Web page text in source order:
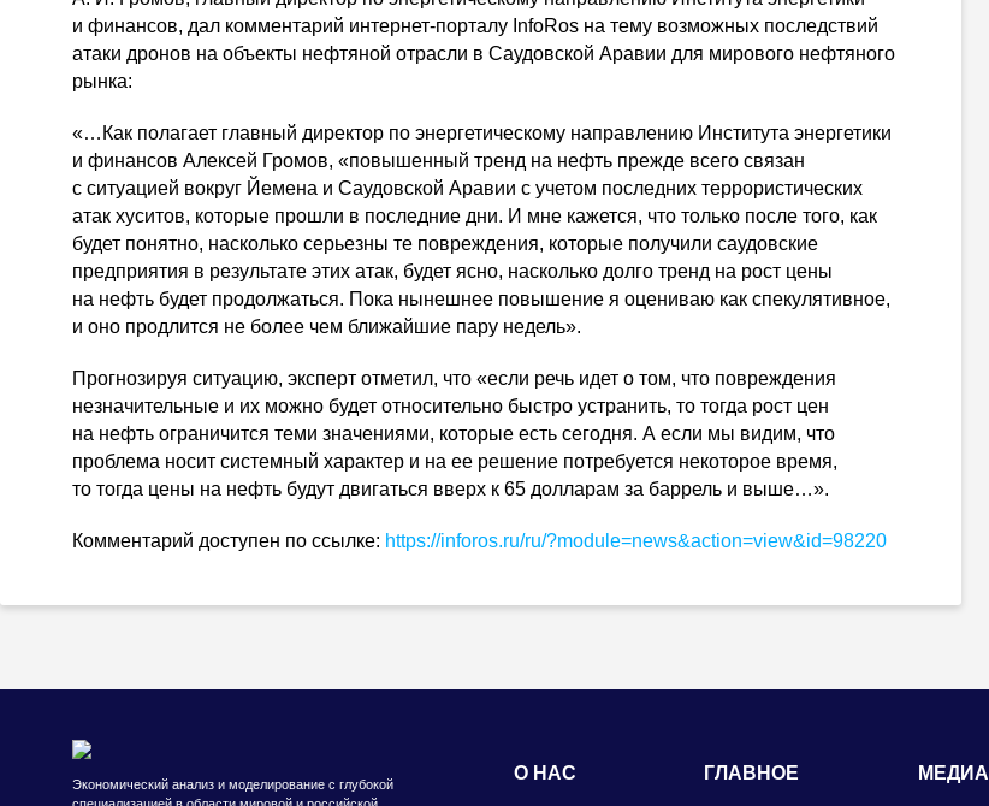
и финансов, дал комментарий интернет-порталу InfoRos на тему возможных последствий
атаки дронов на объекты нефтяной отрасли в Саудовской Аравии для мирового нефтяного
рынка:
«…Как полагает главный директор по энергетическому направлению Института энергетики
и финансов Алексей Громов, «повышенный тренд на нефть прежде всего связан
с ситуацией вокруг Йемена и Саудовской Аравии с учетом последних террористических
атак хуситов, которые прошли в последние дни. И мне кажется, что только после того, как
будет понятно, насколько серьезны те повреждения, которые получили саудовские
предприятия в результате этих атак, будет ясно, насколько долго тренд на рост цены
на нефть будет продолжаться. Пока нынешнее повышение я оцениваю как спекулятивное,
и оно продлится не более чем ближайшие пару недель».
Прогнозируя ситуацию, эксперт отметил, что «если речь идет о том, что повреждения
незначительные и их можно будет относительно быстро устранить, то тогда рост цен
на нефть ограничится теми значениями, которые есть сегодня. А если мы видим, что
проблема носит системный характер и на ее решение потребуется некоторое время,
то тогда цены на нефть будут двигаться вверх к 65 долларам за баррель и выше…».
Комментарий доступен по ссылке: https://inforos.ru/ru/?module=news&action=view&id=98220
Экономический анализ и моделирование с глубокой
О НАС ГЛАВНОЕ МЕДИА